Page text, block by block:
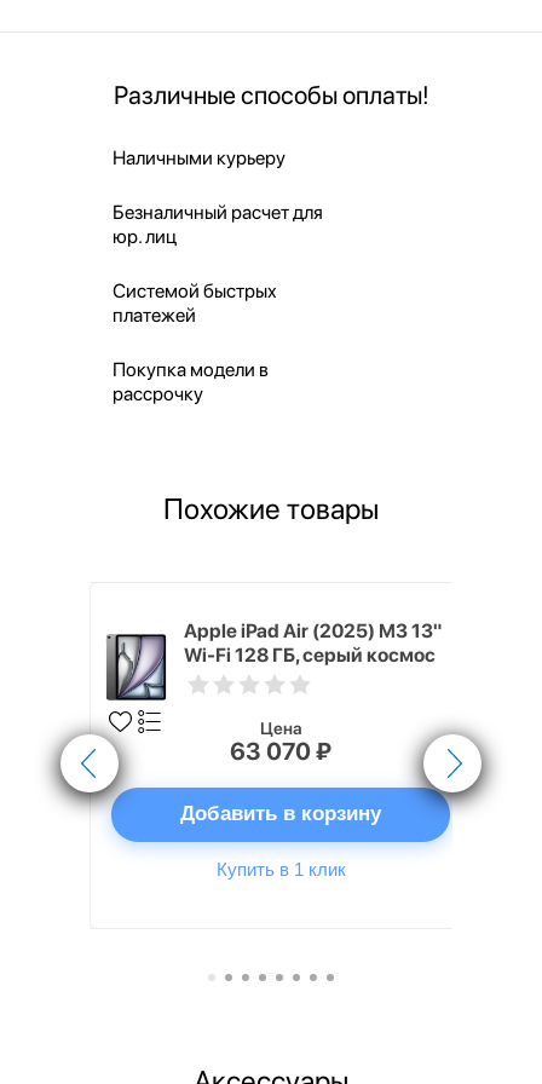
Различные способы оплаты!
Наличными курьеру
Безналичный расчет для
юр. лиц
Системой быстрых
платежей
Покупка модели в
рассрочку
Похожие товары
Apple iPad Air (2025) M3 13"
Wi-Fi 128 ГБ, серый космос
Цена
63 070 ₽
Добавить в корзину
Купить в 1 клик